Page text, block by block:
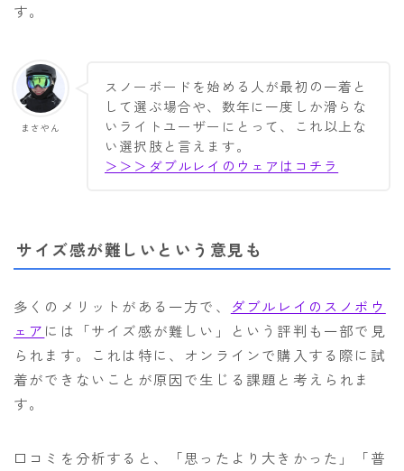
す。
まさやん
スノーボードを始める人が最初の一着と
して選ぶ場合や、数年に一度しか滑らな
いライトユーザーにとって、これ以上な
い選択肢と言えます。
＞＞＞ダブルレイのウェアはコチラ
サイズ感が難しいという意見も
多くのメリットがある一方で、 ダブルレイのスノボウ
ェア には「サイズ感が難しい」という評判も一部で見
られます。これは特に、オンラインで購入する際に試
着ができないことが原因で生じる課題と考えられま
す。
口コミを分析すると、「思ったより大きかった」「普